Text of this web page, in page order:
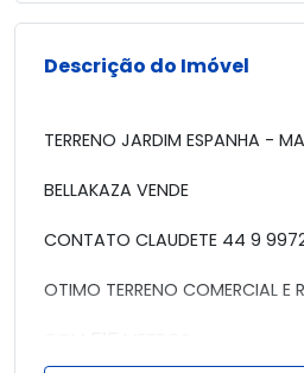
Descrição do Imóvel
TERRENO JARDIM ESPANHA -
BELLAKAZA VENDE
CONTATO CLAUDETE 44 9
OTIMO TERRENO COMERCIAL E